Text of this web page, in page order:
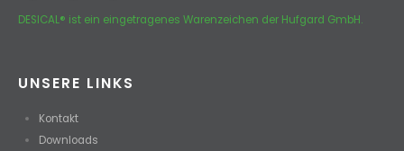
DESICAL® ist ein eingetragenes Warenzeichen der Hufgard GmbH.
UNSERE LINKS
Kontakt
Downloads